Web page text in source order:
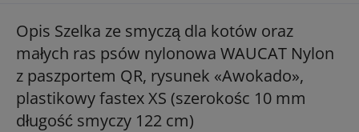
Opis Szelka ze smyczą dla kotów oraz
małych ras psów nylonowa WAUCAT Nylon
z paszportem QR, rysunek «Awokado»,
plastikowy fastex XS (szerokośc 10 mm
długość smyczy 122 cm)